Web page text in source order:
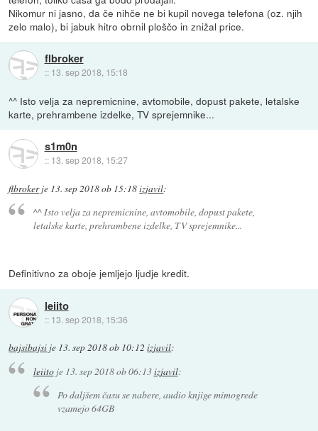
Nikomur ni jasno, da če nihče ne bi kupil novega telefona (oz. njih
zelo malo), bi jabuk hitro obrnil ploščo in znižal price.
flbroker
:: 13. sep 2018, 15:18
^^ Isto velja za nepremicnine, avtomobile, dopust pakete, letalske
karte, prehrambene izdelke, TV sprejemnike...
s1m0n
:: 13. sep 2018, 15:27
flbrokerje 13. sep 2018 ob 15:18izjavil:
^^ Isto velja za nepremicnine, avtomobile, dopust pakete,
letalske karte, prehrambene izdelke, TV sprejemnike...
Definitivno za oboje jemljejo ljudje kredit.
leiito
:: 13. sep 2018, 15:36
bajsibajsi je 13. sep 2018 ob 10:12 izjavil:
leiitoje 13. sep 2018 ob 06:13izjavil:
Po daljšem času se nabere, audio knjige mimogrede
vzamejo 64GB